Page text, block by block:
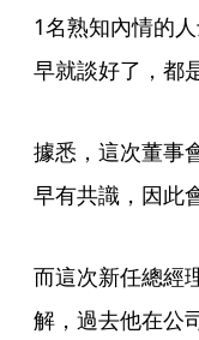
1名熟知內情的
早就談好了，都
據悉，這次董事
早有共識，因此
而這次新任總經
解，過去他在公